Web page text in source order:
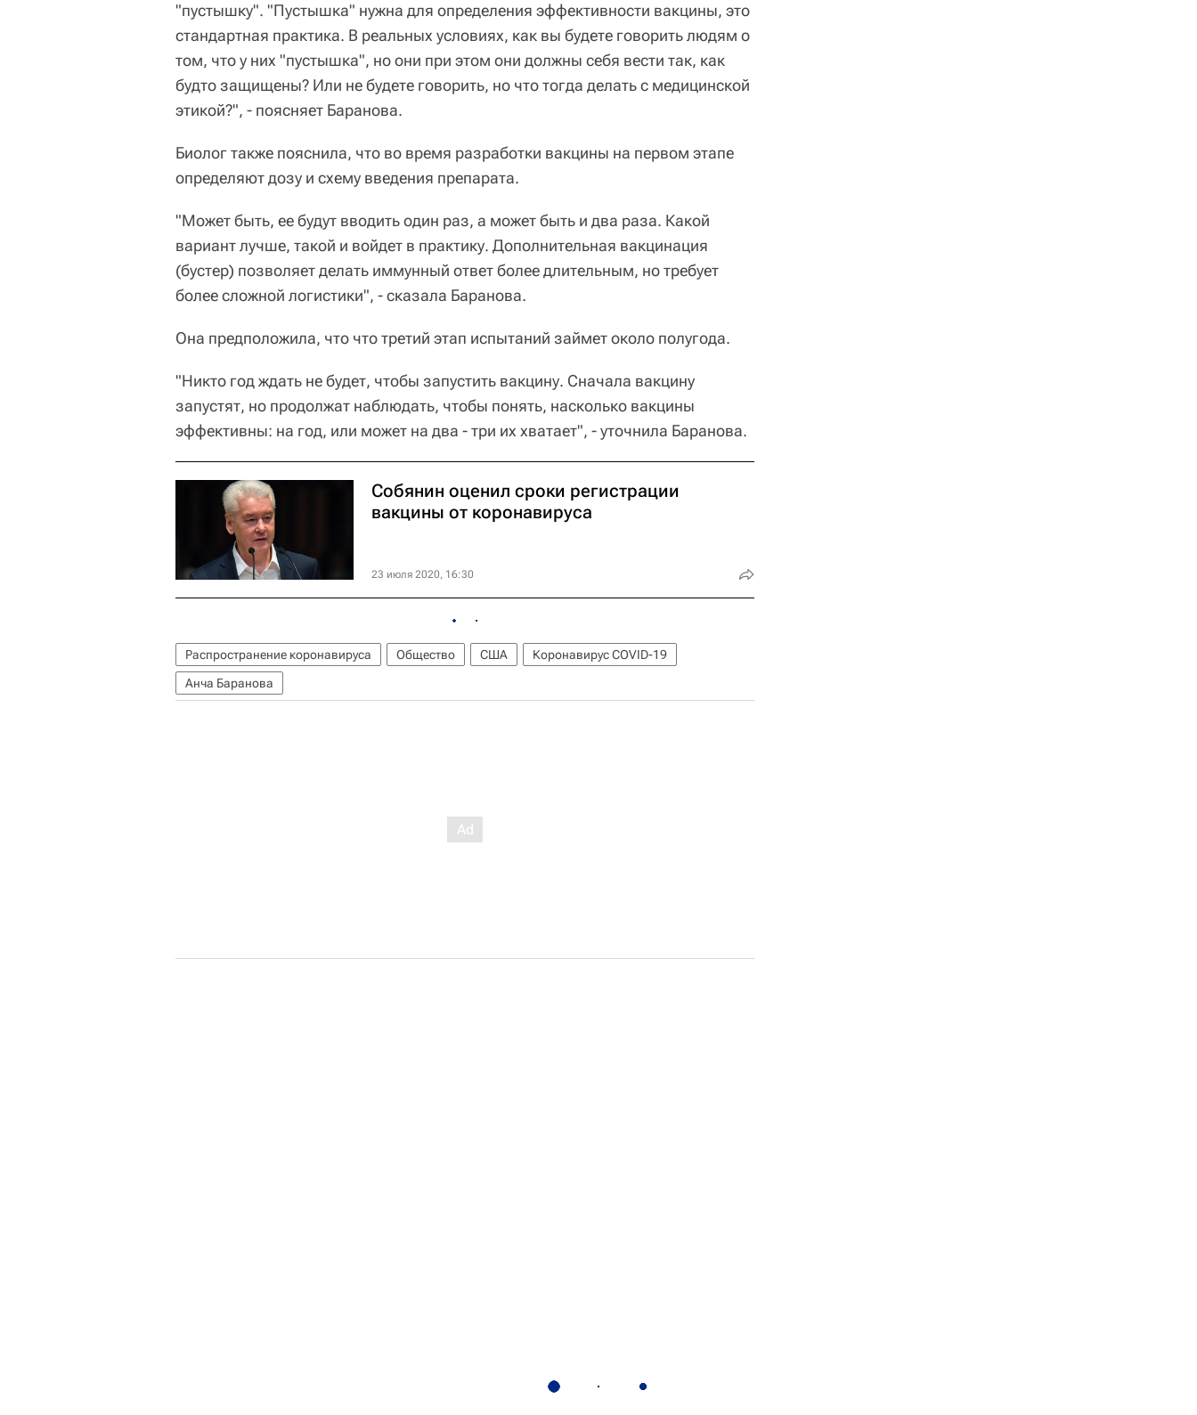
"пустышку". "Пустышка" нужна для определения эффективности вакцины, это
стандартная практика. В реальных условиях, как вы будете говорить людям о
том, что у них "пустышка", но они при этом они должны себя вести так, как
будто защищены? Или не будете говорить, но что тогда делать с медицинской
этикой?", - поясняет Баранова.
Биолог также пояснила, что во время разработки вакцины на первом этапе
определяют дозу и схему введения препарата.
"Может быть, ее будут вводить один раз, а может быть и два раза. Какой
вариант лучше, такой и войдет в практику. Дополнительная вакцинация
(бустер) позволяет делать иммунный ответ более длительным, но требует
более сложной логистики", - сказала Баранова.
Она предположила, что что третий этап испытаний займет около полугода.
"Никто год ждать не будет, чтобы запустить вакцину. Сначала вакцину
запустят, но продолжат наблюдать, чтобы понять, насколько вакцины
эффективны: на год, или может на два - три их хватает", - уточнила Баранова.
Собянин оценил сроки регистрации
вакцины от коронавируса
23 июля 2020, 16:30
Распространение коронавируса Общество США
Коронавирус COVID-19
Анча Баранова